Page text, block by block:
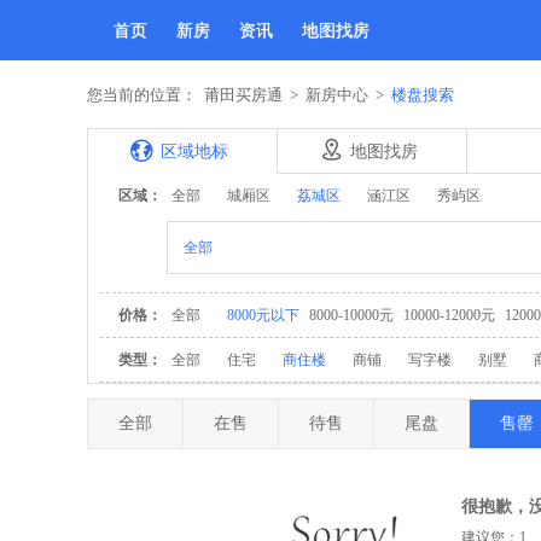
首页 新房 资讯 地图找房
您当前的位置： 莆田买房通 > 新房中心 > 楼盘搜索
区域地标 地图找房
区域： 全部 城厢区 荔城区 涵江区 秀屿区
全部
价格： 全部 8000元以下 8000-10000元 10000-12000元
类型： 全部 住宅 商住楼 商铺 写字楼 别墅
全部 在售 待售 尾盘 售罄
很抱歉，
建议您：1